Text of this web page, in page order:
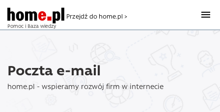
Pomoc i Baza wiedzy
Przejdź do home.pl >
Poczta e-mail
home.pl - wspieramy rozwój firm w internecie